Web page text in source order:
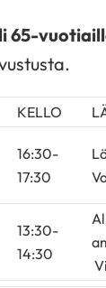
65-
KELLO
16:30-
17:30
13:30-
14:30